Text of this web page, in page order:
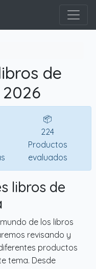
de
📦
224
Productos
evaluados
libros de
de los libros
revisando y
productos
tema. Desde